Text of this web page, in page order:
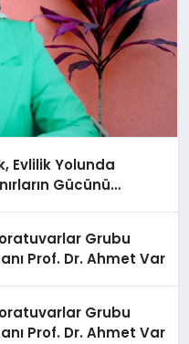
Evlilik Yolunda
Gücünü
Grubu
Prof. Dr. Ahmet Var
Grubu
Prof. Dr. Ahmet Var